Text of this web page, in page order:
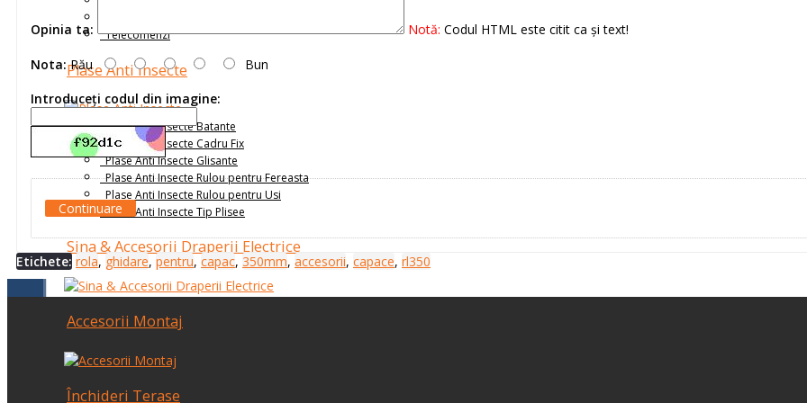
Telecomenzi
Plase Anti Insecte
Plase Anti Insecte Batante
Plase Anti Insecte Cadru Fix
Plase Anti Insecte Glisante
Plase Anti Insecte Rulou pentru Fereasta
Plase Anti Insecte Rulou pentru Usi
Plase Anti Insecte Tip Plisee
Sina & Accesorii Draperii Electrice
Accesorii Montaj
Închideri Terase
Opinia ta: Notă: Codul HTML este citit ca şi text!
Nota: Rău
Bun
Introduceţi codul din imagine:
Continuare
Etichete: rola, ghidare, pentru, capac, 350mm, accesorii, capace, rl350